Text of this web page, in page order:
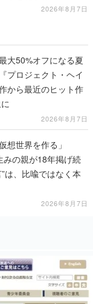
2026年8月7日
大50%オフになる夏
プロジェクト・ヘイ
から最近のヒット作
2026年8月7日
想世界を作る」
の親が18年掲げ続
は、比喩ではなく本
2026年8月7日